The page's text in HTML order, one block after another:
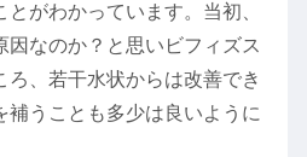
がわかっています。当初、
因なのか？と思いビフィズス
、若干水状からは改善でき
補うことも多少は良いように